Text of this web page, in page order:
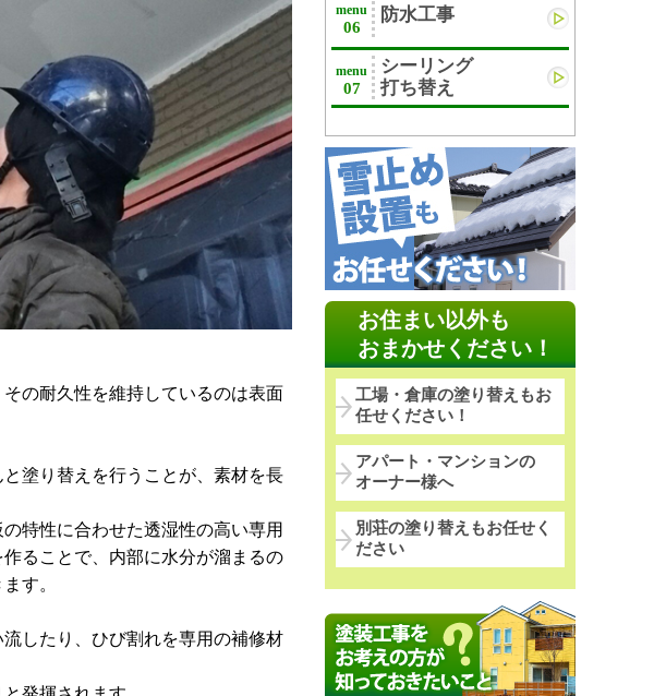
の耐久性を維持しているのは表面
塗り替えを行うことが、素材を長
特性に合わせた透湿性の高い専用
ることで、内部に水分が溜まるの
す。
したり、ひび割れを専用の補修材
menu
06
防水工事
menu
07
シーリング
打ち替え
お住まい以外も
おまかせください！
工場・倉庫の塗り替えもお
任せください！
アパート・マンションの
オーナー様へ
別荘の塗り替えもお任せく
ださい